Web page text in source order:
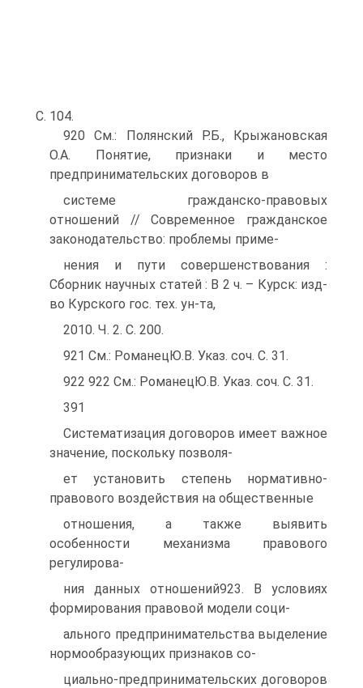
С. 104.
920 См.: Полянский Р.Б., Крыжановская
О.А. Понятие, признаки и место
предпринимательских договоров в
системе гражданско-правовых
отношений // Современное гражданское
законодательство: проблемы приме-
нения и пути совершенствования :
Сборник научных статей : В 2 ч. – Курск: изд-
во Курского гос. тех. ун-та,
2010. Ч. 2. С. 200.
921 См.: РоманецЮ.В. Указ. соч. С. 31.
922 922 См.: РоманецЮ.В. Указ. соч. С. 31.
391
Систематизация договоров имеет важное
значение, поскольку позволя-
ет установить степень нормативно-
правового воздействия на общественные
отношения, а также выявить
особенности механизма правового
регулирова-
ния данных отношений923. В условиях
формирования правовой модели соци-
ального предпринимательства выделение
нормообразующих признаков со-
циально-предпринимательских договоров